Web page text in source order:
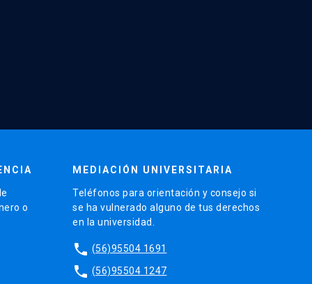
o
MEDIACIÓN UNIVERSITARIA
Teléfonos para orientación y consejo si
se ha vulnerado alguno de tus derechos
en la universidad.
phone (56)95504 1691
phone (56)95504 1247